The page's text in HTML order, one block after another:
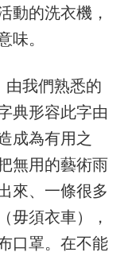
動的洗衣機，
。
由我們熟悉的
典形容此字由
成為有用之
無用的藝術雨
來、一條很多
毋須衣車），
口罩。在不能